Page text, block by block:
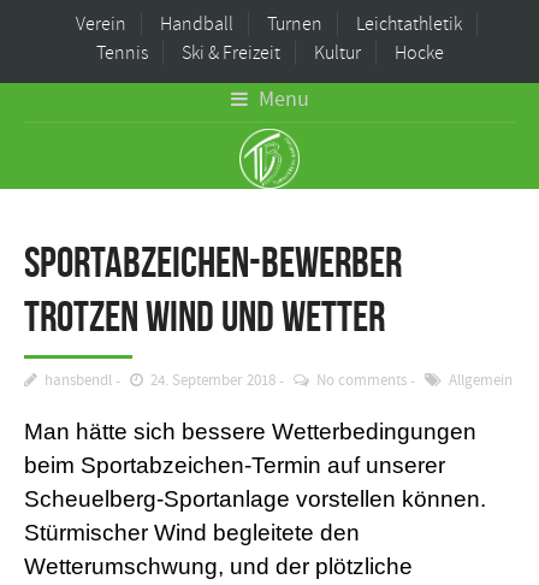
Verein Handball Turnen
Leichtathletik
Tennis
Ski & Freizeit Kultur Hocke
Menu
Sportabzeichen-Bewerber
trotzen Wind und Wetter
hansbendl 24. September 2018 No comments Allgemein
Man hätte sich bessere Wetterbedingungen
beim Sportabzeichen-Termin auf unserer
Scheuelberg-Sportanlage vorstellen können.
Stürmischer Wind begleitete den
Wetterumschwung, und der plötzliche